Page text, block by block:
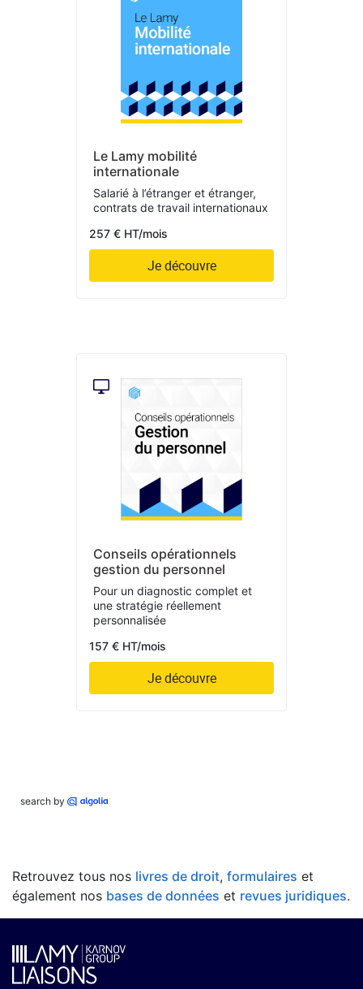
Le Lamy mobilité
internationale
Salarié à l’étranger et étranger,
contrats de travail internationaux
257 € HT/mois
Je découvre
Conseils opérationnels
gestion du personnel
Pour un diagnostic complet et
une stratégie réellement
personnalisée
157 € HT/mois
Je découvre
search by
Retrouvez tous nos livres de droit, formulaires et
également nos bases de données et revues juridiques.